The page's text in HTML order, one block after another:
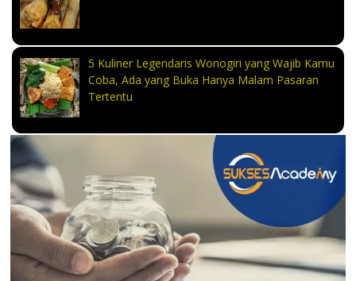
5 Kuliner Legendaris Wonogiri yang Wajib Kamu
Coba, Ada yang Buka Hanya Malam Pasaran
Tertentu